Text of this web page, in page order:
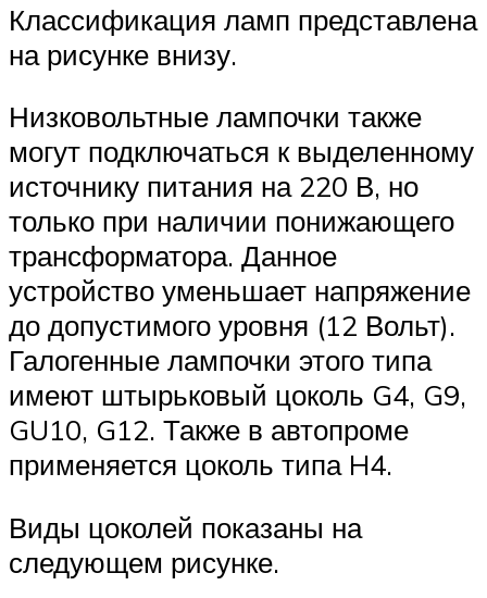
Классификация ламп представлена
на рисунке внизу.
Низковольтные лампочки также
могут подключаться к выделенному
источнику питания на 220 В, но
только при наличии понижающего
трансформатора. Данное
устройство уменьшает напряжение
до допустимого уровня (12 Вольт).
Галогенные лампочки этого типа
имеют штырьковый цоколь G4, G9,
GU10, G12. Также в автопроме
применяется цоколь типа H4.
Виды цоколей показаны на
следующем рисунке.